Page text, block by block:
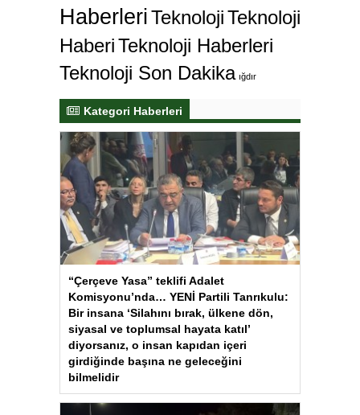
HaberleriTeknolojiTeknoloji
HaberiTeknoloji Haberleri
Teknoloji Son Dakika ığdır
Kategori Haberleri
“Çerçeve Yasa” teklifi Adalet
Komisyonu’nda… YENİ Partili Tanrıkulu:
Bir insana ‘Silahını bırak, ülkene dön,
siyasal ve toplumsal hayata katıl’
diyorsanız, o insan kapıdan içeri
girdiğinde başına ne geleceğini
bilmelidir